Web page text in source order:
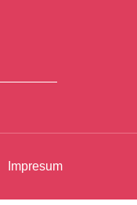
Impresum